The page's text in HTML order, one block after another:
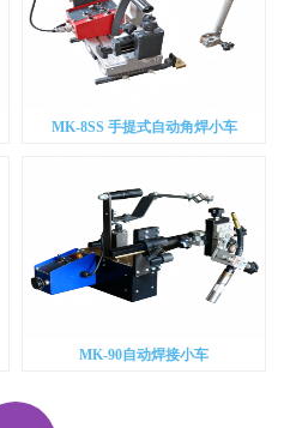
MK-8SS 手提式自动角焊小车
MK-90自动焊接小车